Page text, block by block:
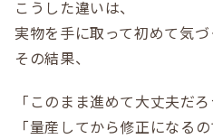
こうした違いは、
実物を手に取って初めて気づ
その結果、
「このまま進めて大丈夫だろ
「量産してから修正になるの